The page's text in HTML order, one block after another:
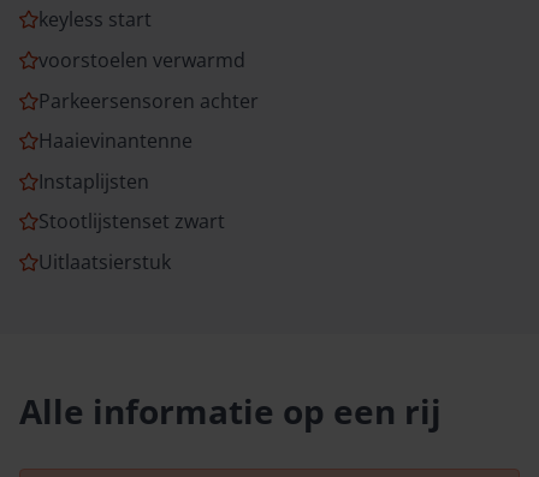
keyless start
voorstoelen verwarmd
Parkeersensoren achter
Haaievinantenne
Instaplijsten
Stootlijstenset zwart
Uitlaatsierstuk
Alle informatie op een rij